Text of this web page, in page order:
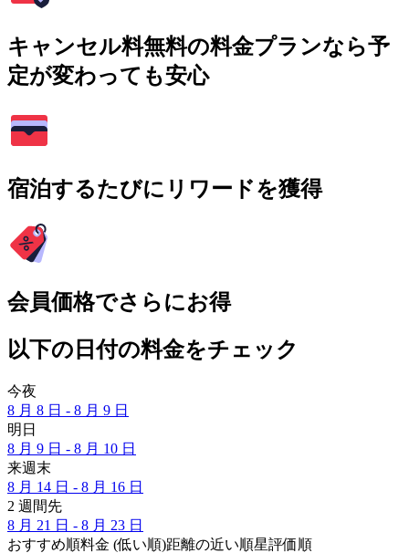
キャンセル料無料の料金プランなら予
定が変わっても安心
宿泊するたびにリワードを獲得
会員価格でさらにお得
以下の日付の料金をチェック
今夜
8 月 8 日 - 8 月 9 日
明日
8 月 9 日 - 8 月 10 日
来週末
8 月 14 日 - 8 月 16 日
2 週間先
8 月 21 日 - 8 月 23 日
おすすめ順料金 (低い順)距離の近い順星評価順